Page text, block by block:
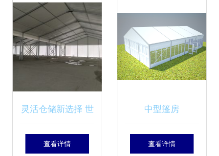
灵活仓储新选择 世
博源头工厂篷房定
查看详情
中型篷房
查看详情